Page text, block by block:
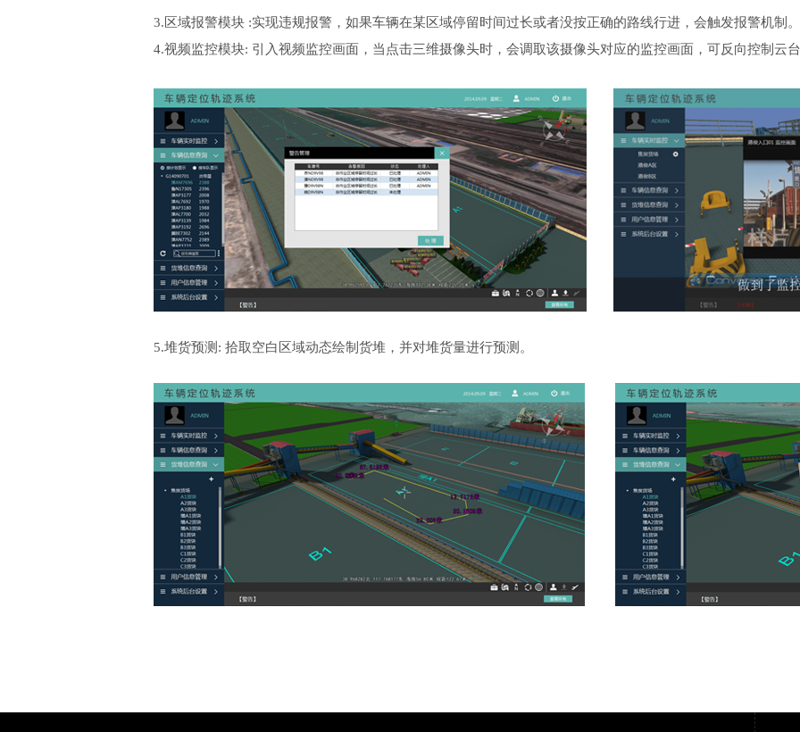
3.区域报警模块 :实现违规报警，如果车辆在某区域停留时间过长或者没按正确的路线行进，会触发报警机制。
4.视频监控模块: 引入视频监控画面，当点击三维摄像头时，会调取该摄像头对应的监控画面，可反向控制云
5.堆货预测: 拾取空白区域动态绘制货堆，并对堆货量进行预测。